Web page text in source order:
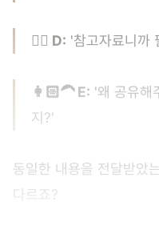
👱‍♂️ D: '참고자료니까
👩🏻‍🦱 E: '왜 공유해
지?'
동일한 내용을 전달받았
다르죠?